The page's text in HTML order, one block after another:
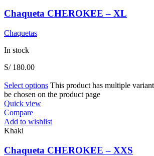
Chaqueta CHEROKEE – XL
Chaquetas
In stock
S/180.00
Select options This product has multiple
be chosen on the product page
Quick view
Compare
Add to wishlist
Khaki
Chaqueta CHEROKEE – XXS